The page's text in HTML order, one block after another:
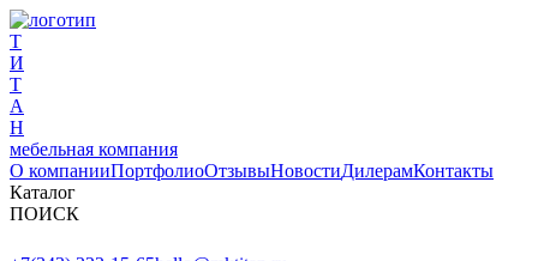
Т
И
Т
А
Н
мебельная компания
О компанииПортфолиоОтзывыНовостиДилерамКонтакты
Каталог
ПОИСК